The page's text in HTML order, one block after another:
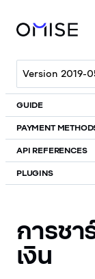
GUIDE
PAYMENT
API REFERENCES
PLUGINS
การชา
เงิน